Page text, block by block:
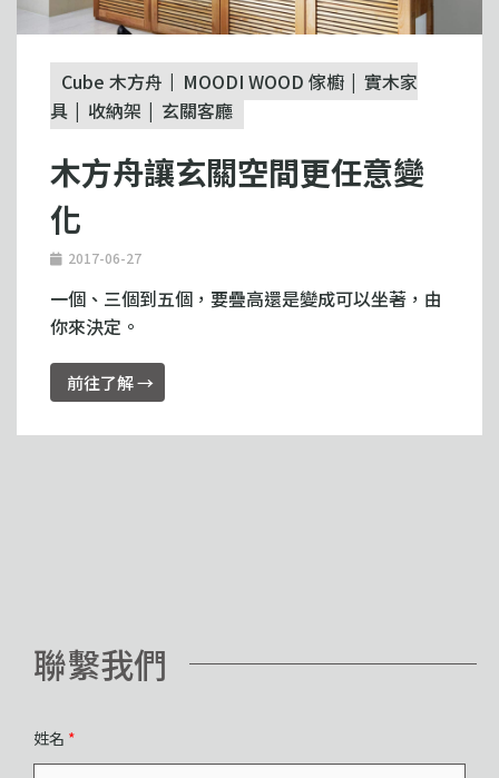
Cube 木方舟 MOODI WOOD 傢櫥
實木家
具
收納架 玄關客廳
木方舟讓玄關空間更任意變
化
2017-06-27
一個、三個到五個，要疊高還是變成可以坐著，由
你來決定。
前往了解 →
聯繫我們
姓名 *